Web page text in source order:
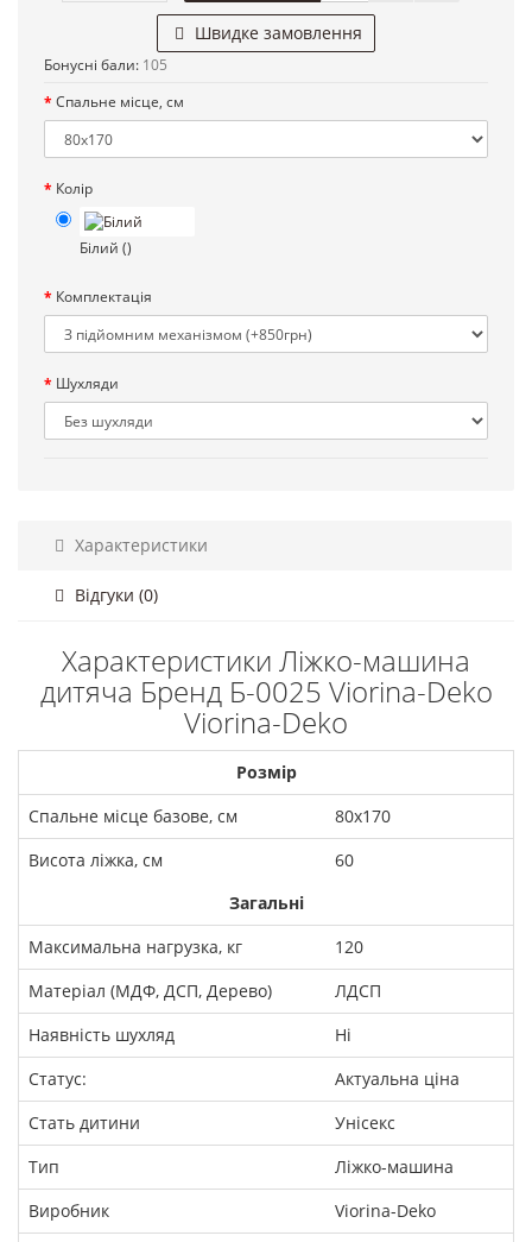
Швидке замовлення
Бонусні бали: 105
Спальне місце, см
Колір
Білий ()
Комплектація
Шухляди
Характеристики
Відгуки (0)
Характеристики Ліжко-машина
дитяча Бренд Б-0025 Viorina-Deko
Viorina-Deko
Розмір
Спальне місце базове, см
80х170
Висота ліжка, см
60
Загальні
Максимальна нагрузка, кг
120
Матеріал (МДФ, ДСП, Дерево)
ЛДСП
Наявність шухляд
Ні
Статус:
Актуальна ціна
Стать дитини
Унісекс
Тип
Ліжко-машина
Виробник
Viorina-Deko